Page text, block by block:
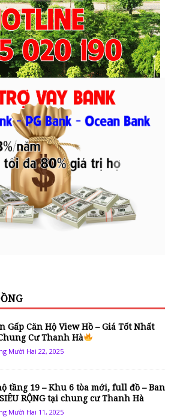
Gấp Căn Hộ View Hồ – Giá Tốt Nhất
Cư Thanh Hà
Mười Hai 22, 2025
tầng 19 – Khu 6 tòa mới, full đồ – Ban
RỘNG tại chung cư Thanh Hà
Mười Hai 11, 2025